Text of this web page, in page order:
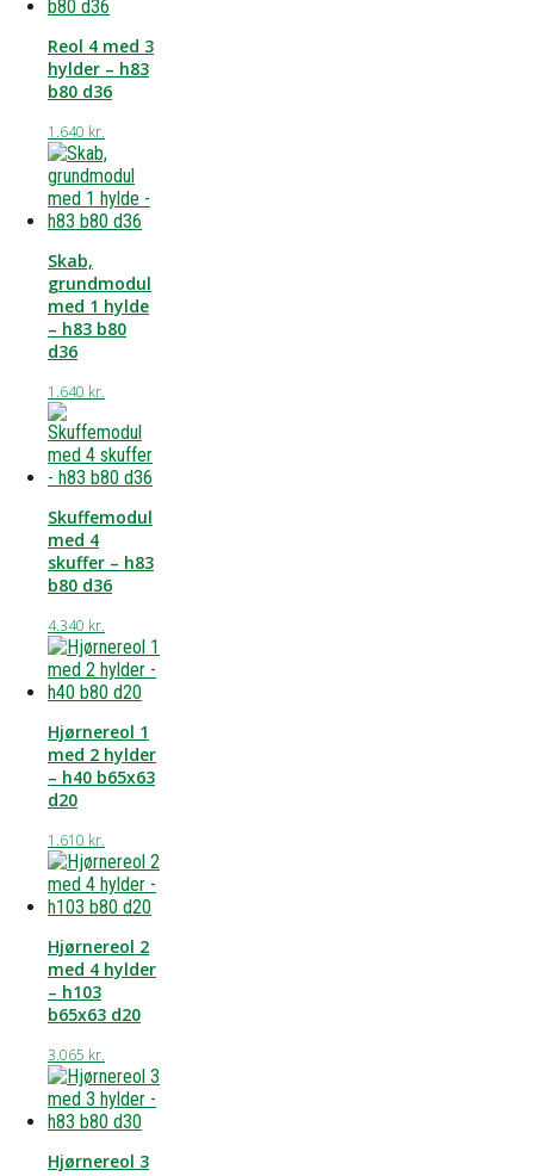
Reol 4 med 3
hylder – h83
b80 d36
1.640 kr.
Skab,
grundmodul
med 1 hylde
– h83 b80
d36
1.640 kr.
Skuffemodul
med 4
skuffer – h83
b80 d36
4.340 kr.
Hjørnereol 1
med 2 hylder
– h40 b65x63
d20
1.610 kr.
Hjørnereol 2
med 4 hylder
– h103
b65x63 d20
3.065 kr.
Hjørnereol 3